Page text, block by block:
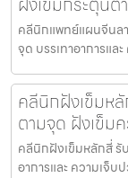
คลีนิกแพทย์แผนจีนล
จุด บรรเทาอาการแ
คลีนิกฝังเข็มห
ตามจุด ฝังเข็ม
คลีนิกฝังเข็มหลักสี่ รั
อาการและ ความเจ็